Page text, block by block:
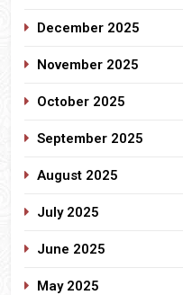
December 2025
November 2025
October 2025
September 2025
August 2025
July 2025
June 2025
May 2025